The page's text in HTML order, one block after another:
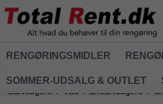
RENGØRINGSMIDLER
SOMMER-UDSALG & OUTLET
Støvsugere / Våd- / tørstøvsugere /